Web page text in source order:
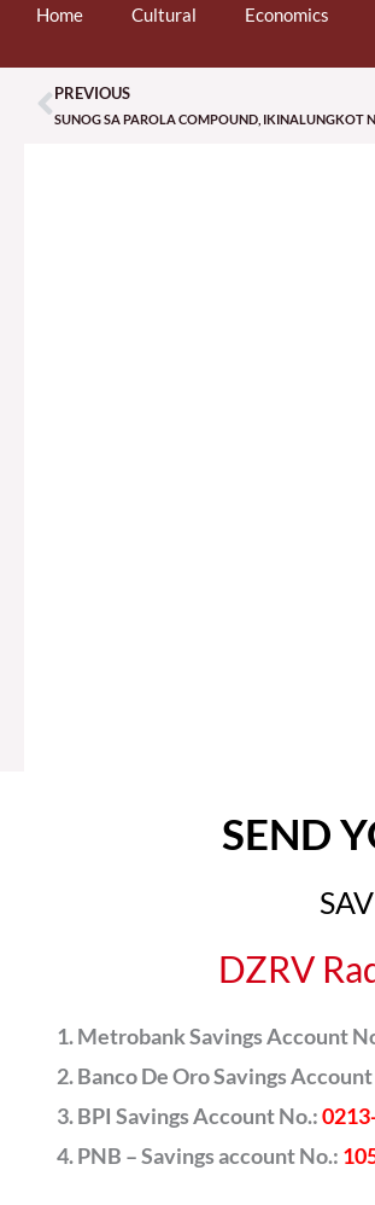
Home Cultural Economics
Prev
PREVIOUS
SEND
DZRV
Metrobank Savings Account
Banco De Oro Savings
BPI Savings Account No.:
PNB – Savings account No.: